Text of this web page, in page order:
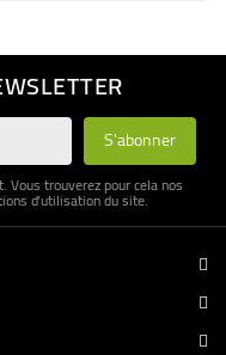
trouverez pour cela nos
d'utilisation du site.